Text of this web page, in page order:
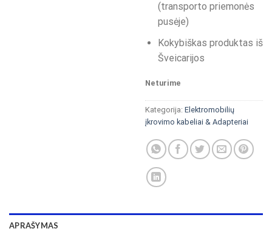
(transporto priemonės
pusėje)
Kokybiškas produktas iš
Šveicarijos
Neturime
Kategorija: Elektromobilių
įkrovimo kabeliai & Adapteriai
APRAŠYMAS